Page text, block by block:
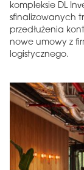
kompleksie DL
sfinalizowanych
przedłużenia
nowe umowy z
logistycznego.